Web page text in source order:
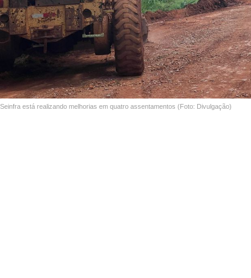
Seinfra está realizando melhorias em quatro assentamentos (Foto: Divulgação)